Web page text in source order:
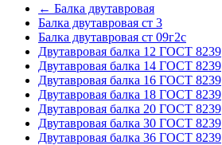
← Балка двутавровая
Балка двутавровая ст 3
Балка двутавровая ст 09г2с
Двутавровая балка 12 ГОСТ 8239
Двутавровая балка 14 ГОСТ 8239
Двутавровая балка 16 ГОСТ 8239
Двутавровая балка 18 ГОСТ 8239
Двутавровая балка 20 ГОСТ 8239
Двутавровая балка 30 ГОСТ 8239
Двутавровая балка 36 ГОСТ 8239